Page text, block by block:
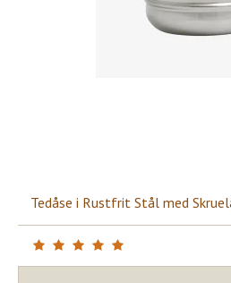
Tedåse i Rustfrit Stål med